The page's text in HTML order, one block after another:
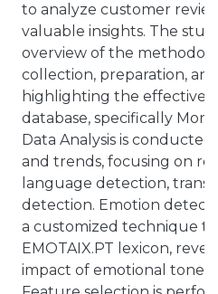
to analyze customer
valuable insights. The
overview of the
collection, preparation,
highlighting the
database, specifically
Data Analysis is
and trends, focusing on
language detection,
detection. Emotion
a customized technique
EMOTAIX.PT lexicon,
impact of emotional tone